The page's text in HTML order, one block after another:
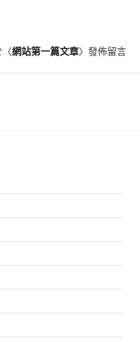
〈網站第一篇文章〉發佈留言